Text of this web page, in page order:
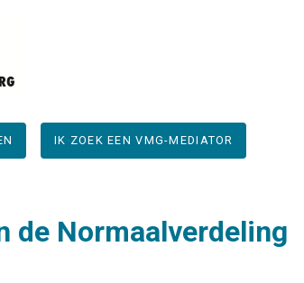
IK ZOEK EEN VMG-MEDIATOR
de Normaalverdeling